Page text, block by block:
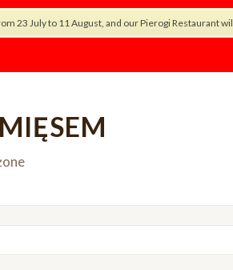
23 July to 11 August, and our Pierogi Restaurant